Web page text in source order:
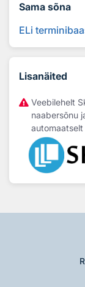
Sama sõna
ELi
Lisanäited
Veebilehelt
naabersõnu